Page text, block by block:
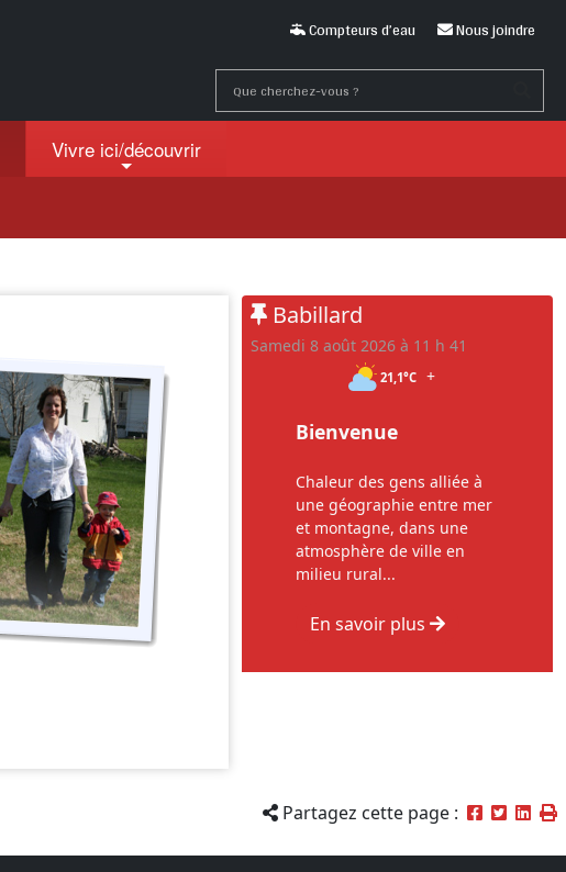
Compteurs d’eau Nous joindre
Vivre ici/découvrir
Babillard
samedi 8 août 2026 à 11 h 41
21,1°C +
Bienvenue
Chaleur des gens alliée à
une géographie entre mer
et montagne, dans une
atmosphère de ville en
milieu rural...
En savoir plus
Partagez cette page :